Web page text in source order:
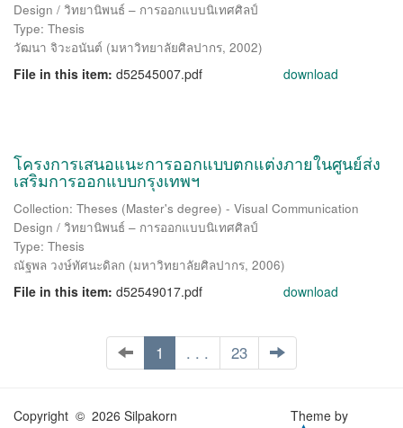
Design / วิทยานิพนธ์ – การออกแบบนิเทศศิลป์
Type: Thesis
วัฒนา จิวะอนันต์ (มหาวิทยาลัยศิลปากร, 2002)
File in this item: d52545007.pdf download
โครงการเสนอแนะการออกแบบตกแต่งภายในศูนย์ส่ง
เสริมการออกแบบกรุงเทพฯ
Collection: Theses (Master's degree) - Visual Communication
Design / วิทยานิพนธ์ – การออกแบบนิเทศศิลป์
Type: Thesis
ณัฐพล วงษ์ทัศนะดิลก (มหาวิทยาลัยศิลปากร, 2006)
File in this item: d52549017.pdf download
1 . . . 23
Copyright © 2026 Silpakorn
Theme by